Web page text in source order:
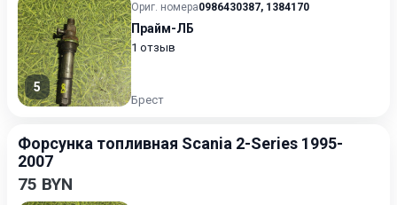
5
Ориг. номера0986430387, 1384170
Прайм-ЛБ
1 отзыв
Брест
Форсунка топливная Scania 2-Series 1995-
2007
75 BYN